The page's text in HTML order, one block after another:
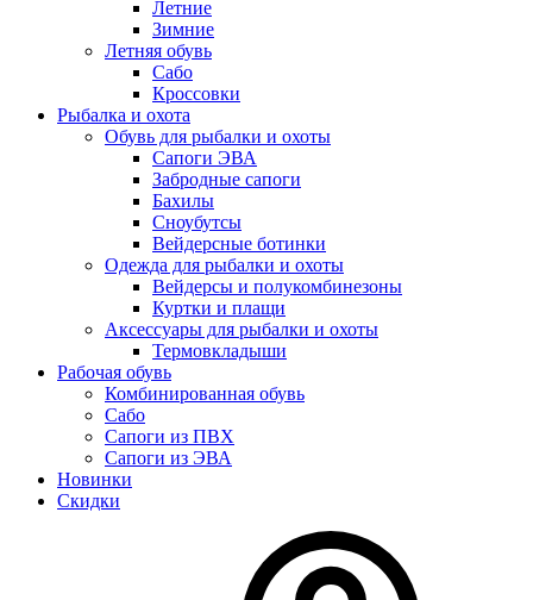
Летние
Зимние
Летняя обувь
Сабо
Кроссовки
Рыбалка и охота
Обувь для рыбалки и охоты
Сапоги ЭВА
Забродные сапоги
Бахилы
Сноубутсы
Вейдерсные ботинки
Одежда для рыбалки и охоты
Вейдерсы и полукомбинезоны
Куртки и плащи
Аксессуары для рыбалки и охоты
Термовкладыши
Рабочая обувь
Комбинированная обувь
Сабо
Сапоги из ПВХ
Сапоги из ЭВА
Новинки
Скидки